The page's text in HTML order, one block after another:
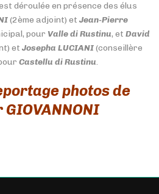
déroulée en présence des élus
(2ème adjoint) et Jean-Pierre
pour Valle di Rustinu, et David
et Josepha LUCIANI(conseillère
Castellu di Rustinu.
photos de